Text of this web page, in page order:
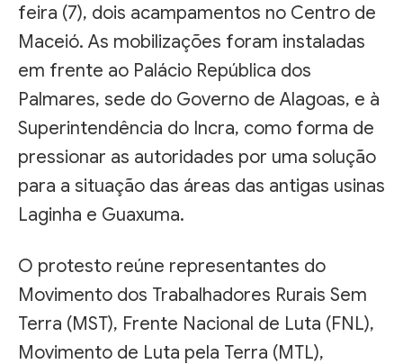
feira (7), dois acampamentos no Centro de
Maceió. As mobilizações foram instaladas
em frente ao Palácio República dos
Palmares, sede do Governo de Alagoas, e à
Superintendência do Incra, como forma de
pressionar as autoridades por uma solução
para a situação das áreas das antigas usinas
Laginha e Guaxuma.
O protesto reúne representantes do
Movimento dos Trabalhadores Rurais Sem
Terra (MST), Frente Nacional de Luta (FNL),
Movimento de Luta pela Terra (MTL),